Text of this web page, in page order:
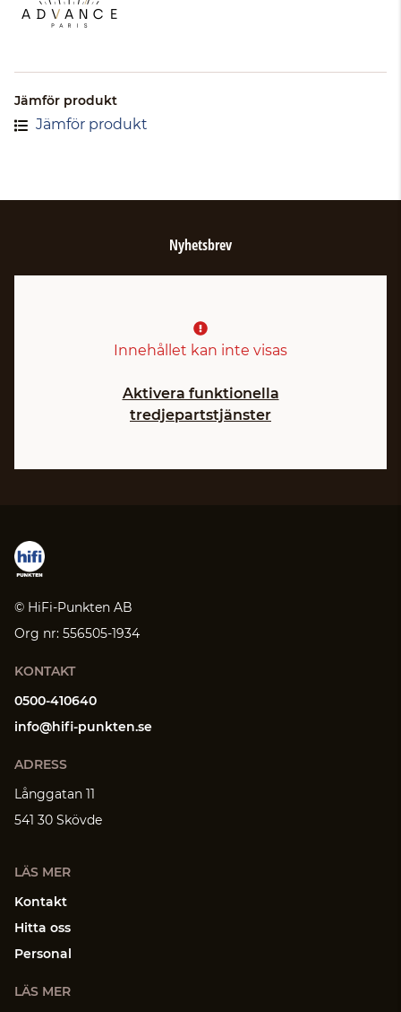
Jämför produkt
Jämför produkt
Nyhetsbrev
Innehållet kan inte visas
Aktivera funktionella
tredjepartstjänster
© HiFi-Punkten AB
Org nr: 556505-1934
KONTAKT
0500-410640
info@hifi-punkten.se
ADRESS
Långgatan 11
541 30 Skövde
LÄS MER
Kontakt
Hitta oss
Personal
LÄS MER